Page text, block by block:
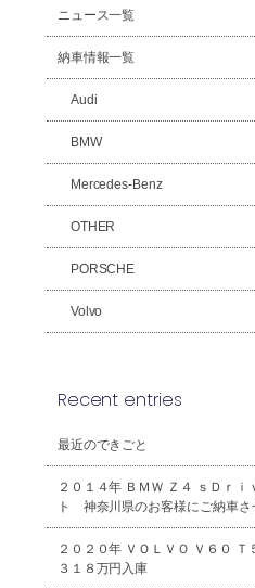
ニュース一覧
納車情報一覧
Audi
BMW
Mercedes-Benz
OTHER
PORSCHE
Volvo
Recent entries
最近のできごと
２０１４年 ＢＭＷ Ｚ４ ｓＤｒ
ト 神奈川県のお客様にご納車さ
２０２０年 ＶＯＬＶＯ Ｖ６０
３１８万円入庫